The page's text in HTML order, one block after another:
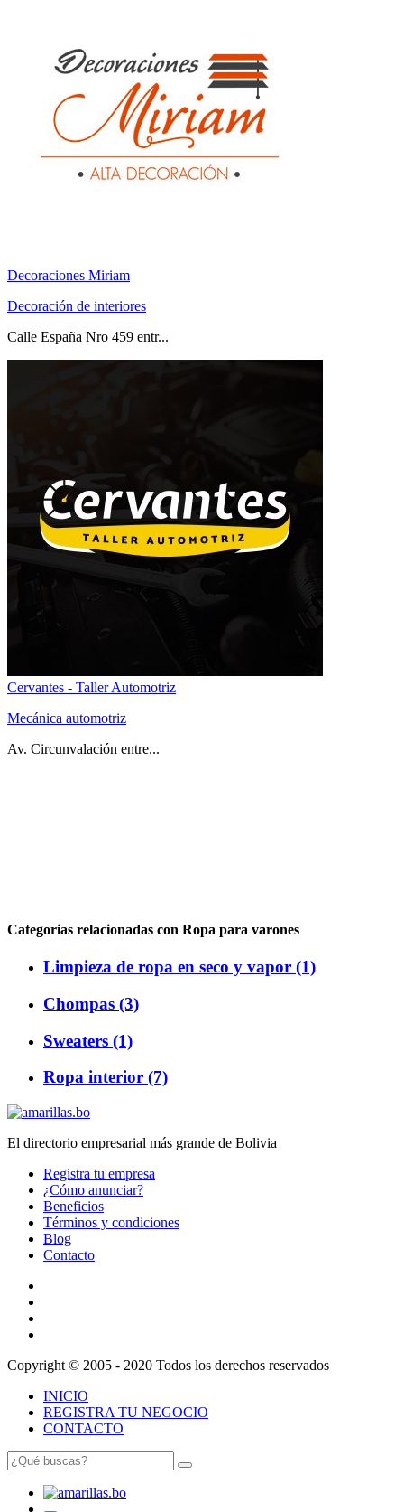
Decoraciones Miriam
Decoración de interiores
Calle España Nro 459 entr...
Cervantes - Taller Automotriz
Mecánica automotriz
Av. Circunvalación entre...
Categorias relacionadas con Ropa para varones
Limpieza de ropa en seco y vapor (1)
Chompas (3)
Sweaters (1)
Ropa interior (7)
El directorio empresarial más grande de Bolivia
Registra tu empresa
¿Cómo anunciar?
Beneficios
Términos y condiciones
Blog
Contacto
Copyright © 2005 - 2020 Todos los derechos reservados
INICIO
REGISTRA TU NEGOCIO
CONTACTO